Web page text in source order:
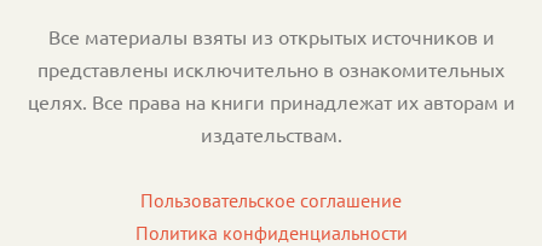
Все материалы взяты из открытых источников и
представлены исключительно в ознакомительных
целях. Все права на книги принадлежат их авторам и
издательствам.
Пользовательское соглашение
Политика конфиденциальности